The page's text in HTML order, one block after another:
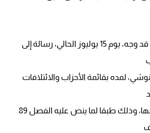
وكان قيس سعيد قد وجه، يوم 15 يوليوز الحالي، رسالة إلى
لمده بقائمة الأحزاب والائتلافات
إجراء مشاورات معها، وذلك طبقا لما ينص عليه الفصل 89